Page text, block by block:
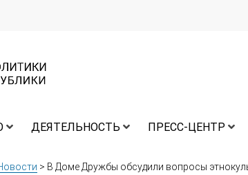
ДЕЯТЕЛЬНОСТЬ ПРЕСС-ЦЕНТР
> В Доме Дружбы обсудили вопросы